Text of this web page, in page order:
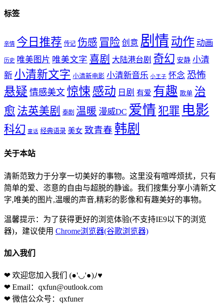
标签
亲情 今日推荐 传记 伤感 冒险 创意 剧情 动作 动画
历史 唯美图片 唯美文字 喜剧 大陆港台剧 奇幻 安静 小清
新 小清新文字 小清新电影 小清新音乐 小王子 怀念 恐怖
悬疑 情感美文 惊悚 感动 日剧 有爱 有趣 歌单 治
愈 法英美剧 泰剧 温暖 漫威DC 爱情 犯罪 电影
科幻 童话 经典语录 美女 致青春 韩剧
关于本站
清新范致力于分享一切美好的事物。这里没有喧哗烦扰，只有
简单的爱、恣意的自由与超脱的静谧。我们搜集分享小清新文
字,唯美的图片,温暖的声音,精彩的影像和有趣美好的事物。
温馨提示：为了获得更好的浏览体验(不支持IE9以下的浏览
器)，建议使用 Chrome浏览器(谷歌浏览器)
加入我们
❤ 欢迎您加入我们 (●'◡'●)ﾉ♥
❤ Email：qxfun@outlook.com
❤ 微信公众号：qxfuner